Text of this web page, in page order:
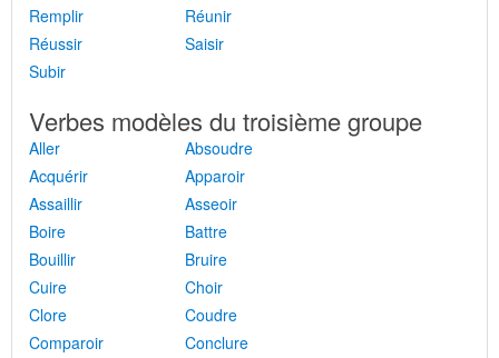
Remplir
Réunir
Réussir
Saisir
Subir
Verbes modèles du troisième groupe
Aller
Absoudre
Acquérir
Apparoir
Assaillir
Asseoir
Boire
Battre
Bouillir
Bruire
Cuire
Choir
Clore
Coudre
Comparoir
Conclure